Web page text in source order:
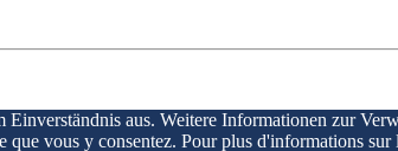
aus. Weitere Informationen zur
vous y consentez. Pour plus d'informations